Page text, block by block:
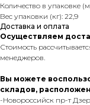
Количество в упаковке
Вес упаковки (кг): 22,9
Доставка и оплата
Осуществляем
Стоимость
менеджеров.
Вы можете
складов,
-Новороссийск пр-т